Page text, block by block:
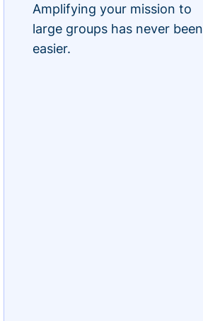
Amplifying your mission to
large groups has never been
easier.